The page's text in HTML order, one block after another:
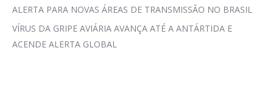
ALERTA PARA NOVAS ÁREAS DE TRANSMISSÃO NO BRASIL
VÍRUS DA GRIPE AVIÁRIA AVANÇA ATÉ A ANTÁRTIDA E
ACENDE ALERTA GLOBAL